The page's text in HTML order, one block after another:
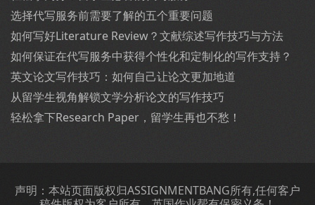
选择代写服务前需要了解的五个重要问题
如何写好Literature Review？文献综述写作技巧与方法
如何保证在代写服务中获得个性化和定制化的写作支持？
英文论文写作技巧：如何自己让论文更加地道
从留学生视角解锁文学分析论文的写作技巧
轻松拿下Research Paper，留学生再也不愁！
声明：本站页面版权归ASSIGNMENTBANG所有,任何客户